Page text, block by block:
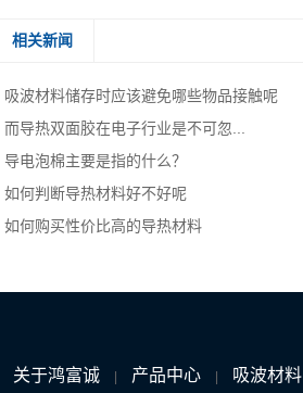
相关新闻
吸波材料储存时应该避免哪些物品接触呢
而导热双面胶在电子行业是不可忽...
导电泡棉主要是指的什么？
如何判断导热材料好不好呢
如何购买性价比高的导热材料
关于鸿富诚 | 产品中心 | 吸波材料